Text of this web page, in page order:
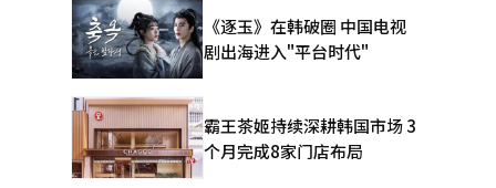
营业，
《逐玉》在韩破圈 中国电视
剧出海进入"平台时代"
霸王茶姬持续深耕韩国市场 3
个月完成8家门店布局